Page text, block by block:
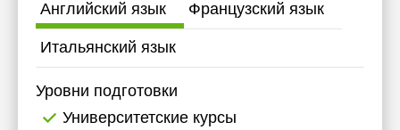
Английский язык Французский язык
Итальянский язык
Уровни подготовки
Университетские курсы